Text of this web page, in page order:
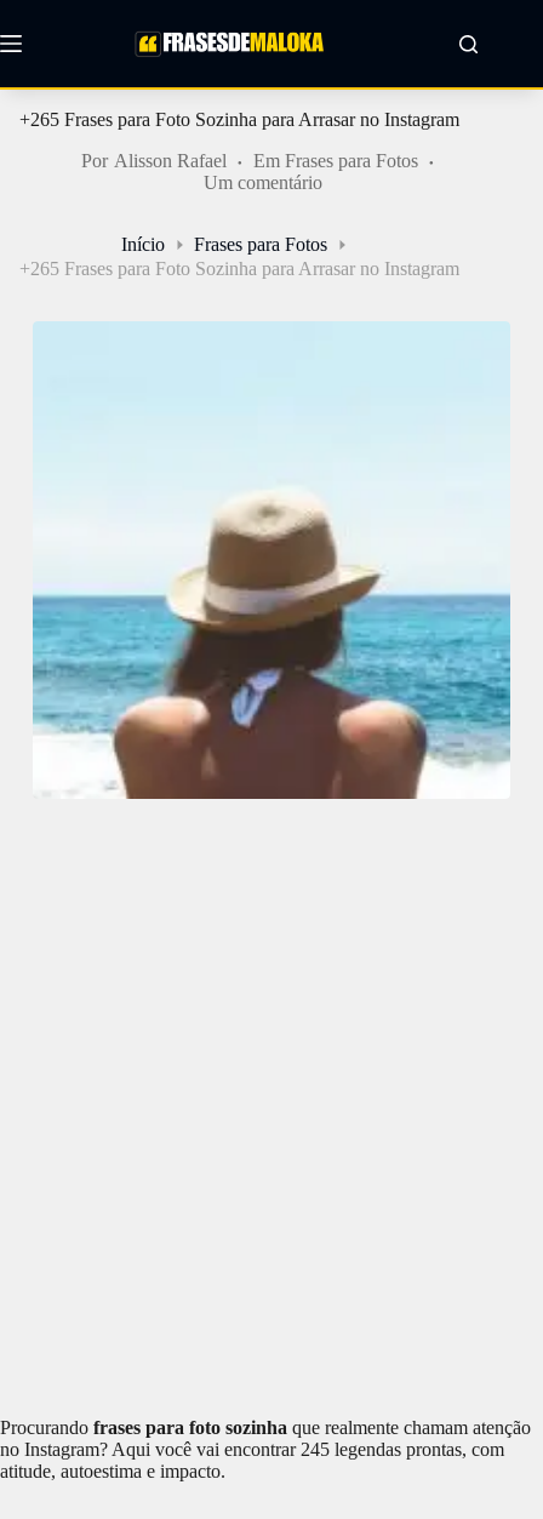
para
o
+265 Frases para Foto Sozinha para Arrasar no Instagram
Por Alisson Rafael Em Frases para Fotos
Um comentário
Início
Frases para Fotos
+265 Frases para Foto Sozinha para Arrasar no Instagram
Procurando frases para foto sozinha que realmente chamam atenção
no Instagram? Aqui você vai encontrar 245 legendas prontas, com
atitude, autoestima e impacto.